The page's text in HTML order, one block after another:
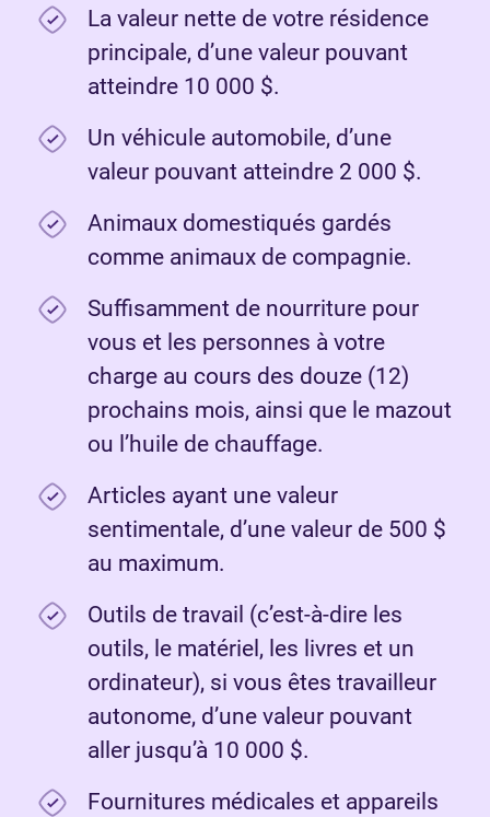
La valeur nette de votre résidence
principale, d’une valeur pouvant
atteindre 10 000 $.
Un véhicule automobile, d’une
valeur pouvant atteindre 2 000 $.
Animaux domestiqués gardés
comme animaux de compagnie.
Suffisamment de nourriture pour
vous et les personnes à votre
charge au cours des douze (12)
prochains mois, ainsi que le mazout
ou l’huile de chauffage.
Articles ayant une valeur
sentimentale, d’une valeur de 500 $
au maximum.
Outils de travail (c’est-à-dire les
outils, le matériel, les livres et un
ordinateur), si vous êtes travailleur
autonome, d’une valeur pouvant
aller jusqu’à 10 000 $.
Fournitures médicales et appareils